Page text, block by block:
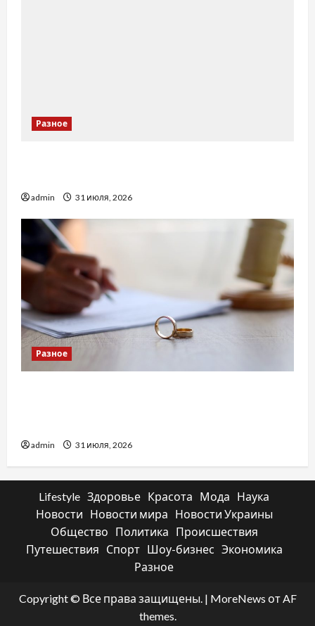
Разное
admin 31 июля, 2026
Разное
admin 31 июля, 2026
Lifestyle Здоровье Красота Мода
Наука
Новости
Новости мира
Новости Украины
Общество
Политика
Происшествия
Путешествия
Спорт Шоу-бизнес Экономика
Разное
Copyright © Все права защищены. | MoreNews от AF
themes.